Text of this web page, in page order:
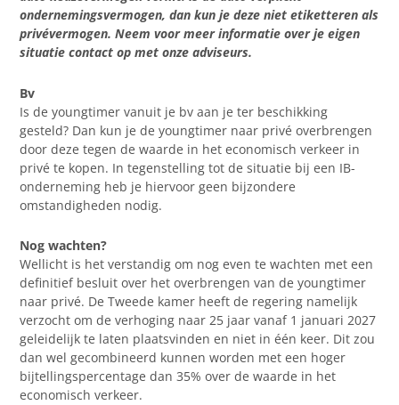
ondernemingsvermogen, dan kun je deze niet etiketteren als
privévermogen. Neem voor meer informatie over je eigen
situatie contact op met onze adviseurs.
Bv
Is de youngtimer vanuit je bv aan je ter beschikking
gesteld? Dan kun je de youngtimer naar privé overbrengen
door deze tegen de waarde in het economisch verkeer in
privé te kopen. In tegenstelling tot de situatie bij een IB-
onderneming heb je hiervoor geen bijzondere
omstandigheden nodig.
Nog wachten?
Wellicht is het verstandig om nog even te wachten met een
definitief besluit over het overbrengen van de youngtimer
naar privé. De Tweede kamer heeft de regering namelijk
verzocht om de verhoging naar 25 jaar vanaf 1 januari 2027
geleidelijk te laten plaatsvinden en niet in één keer. Dit zou
dan wel gecombineerd kunnen worden met een hoger
bijtellingspercentage dan 35% over de waarde in het
economisch verkeer.